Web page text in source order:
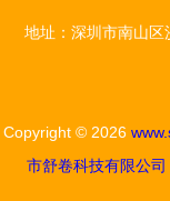
（参考自
算机网络真
题）
地址：深圳市南山
Copyright © 2026
市舒卷科技有限公司